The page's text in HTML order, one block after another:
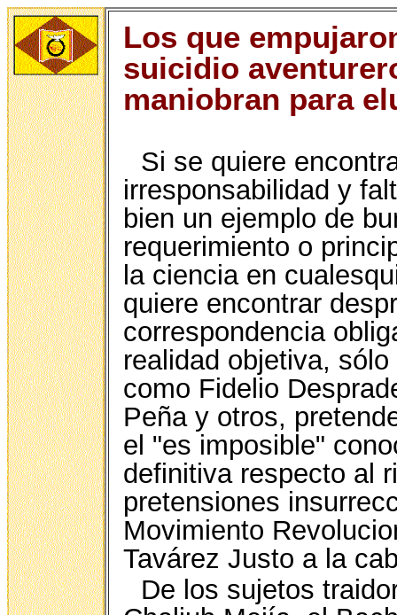
Los que
suicidio
maniobran para
Si se quiere
irresponsabilidad y
bien un ejemplo de
requerimiento o
la ciencia en
quiere encontrar
correspondencia
realidad objetiva,
como Fidelio
Peña y otros,
el "es imposible"
definitiva respecto al
pretensiones
Movimiento
Tavárez Justo a la
De los sujetos